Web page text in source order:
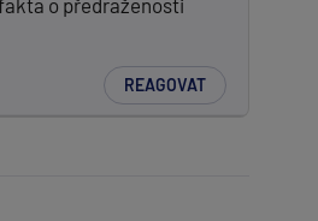
o předraženosti
REAGOVAT